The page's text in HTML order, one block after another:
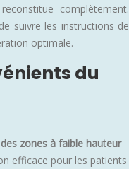
complètement.
suivre les instructions de
optimale.
du
zones à faible hauteur
efficace pour les patients